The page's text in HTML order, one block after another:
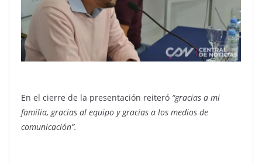
En el cierre de la presentación reiteró “gracias a mi
familia, gracias al equipo y gracias a los medios de
comunicación”.